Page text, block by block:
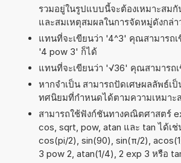
รวมอยู่ในรูปแบบนี้จะต้องเหมาะสมกั
และสมเหตุสมผลในการจัดหมู่ดังกล่า
แทนที่จะเขียนว่า '4^3' คุณสามารถ
'4 pow 3' ก็ได้
แทนที่จะเขียนว่า '√36' คุณสามารถ
หากจำเป็น สามารถปัดเศษผลลัพธ์เ
ทศนิยมที่กำหนดได้ตามความเหมาะ
สามารถใช้ฟังก์ชันทางคณิตศาสตร์
cos, sqrt, pow, atan และ tan ได้เ
cos(pi/2), sin(90), sin(π/2),
3 pow 2, atan(1/4), 2 exp 3 หรือ